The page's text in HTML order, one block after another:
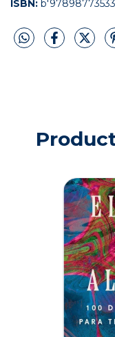
ISBN: